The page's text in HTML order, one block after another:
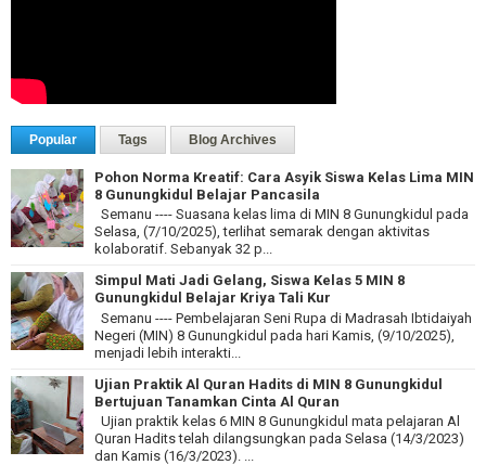
Popular Tags Blog Archives
Pohon Norma Kreatif: Cara Asyik Siswa Kelas Lima MIN
8 Gunungkidul Belajar Pancasila
Semanu ---- Suasana kelas lima di MIN 8 Gunungkidul pada
Selasa, (7/10/2025), terlihat semarak dengan aktivitas
kolaboratif. Sebanyak 32 p...
Simpul Mati Jadi Gelang, Siswa Kelas 5 MIN 8
Gunungkidul Belajar Kriya Tali Kur
Semanu ---- Pembelajaran Seni Rupa di Madrasah Ibtidaiyah
Negeri (MIN) 8 Gunungkidul pada hari Kamis, (9/10/2025),
menjadi lebih interakti...
Ujian Praktik Al Quran Hadits di MIN 8 Gunungkidul
Bertujuan Tanamkan Cinta Al Quran
Ujian praktik kelas 6 MIN 8 Gunungkidul mata pelajaran Al
Quran Hadits telah dilangsungkan pada Selasa (14/3/2023)
dan Kamis (16/3/2023). ...